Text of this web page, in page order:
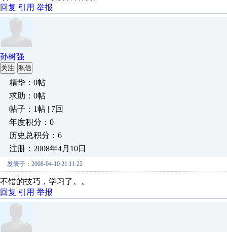
回复 引用 举报
孙树强
关注 私信
精华：0帖
求助：0帖
帖子：1帖 | 7回
年度积分：0
历史总积分：6
注册：2008年4月10日
发表于：2008-04-10 21:11:22
不错的技巧，学习了。。
回复 引用 举报